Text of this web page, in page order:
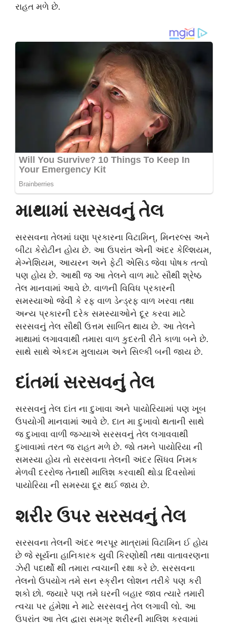
રાહત મળે છે.
માથામાં સરસવનું તેલ
સરસવના તેલમાં ઘણા પ્રકારના વિટામિન્, મિનરલ્સ અને
બીટા કેરોટીન હોય છે. આ ઉપરાંત એની અંદર કેલ્શિયમ,
મેગ્નેશિયમ, આયરન અને ફેટી એસિડ જેવા પોષક તત્વો
પણ હોય છે. આથી જ આ તેલને વાળ માટે સૌથી શ્રેષ્ઠ
તેલ માનવામાં આવે છે. વાળની વિવિધ પ્રકારની
સમસ્યાઓ જેવી કે રફ વાળ ડેન્ડ્રફ વાળ ખરવા તથા
અન્ય પ્રકારની દરેક સમસ્યાઓને દૂર કરવા માટે
સરસવનું તેલ સૌથી ઉત્તમ સાબિત થાય છે. આ તેલને
માથામાં લગાવવાથી તમારા વાળ કુદરતી રીતે કાળા બને છે.
સાથે સાથે એકદમ મુલાયમ અને સિલ્કી બની જાય છે.
દાંતમાં સરસવનું તેલ
સરસવનું તેલ દાંત ના દુખાવા અને પાયોરિયામાં પણ ખૂબ
ઉપયોગી માનવામાં આવે છે. દાત મા દુખાવો થતાની સાથે
જ દુખાવા વાળી જગ્યાએ સરસવનું તેલ લગાવવાથી
દુખાવામાં તરત જ રાહત મળે છે. જો તમને પાયોરિયા ની
સમસ્યા હોય તો સરસવના તેલની અંદર સિંધવ નિમક
મેળવી દરરોજ તેનાથી માલિશ કરવાથી થોડા દિવસોમાં
પાયોરિયા ની સમસ્યા દૂર થઈ જાય છે.
શરીર ઉપર સરસવનું તેલ
સરસવના તેલની અંદર ભરપૂર માત્રામાં વિટામિન ઈ હોય
છે જે સૂર્યના હાનિકારક યુવી કિરણોથી તથા વાતાવરણના
ઝેરી પદાર્થો થી તમારા ત્વચાની રક્ષા કરે છે. સરસવના
તેલનો ઉપયોગ તમે સન સ્ક્રીન લોશન તરીકે પણ કરી
શકો છો. જ્યારે પણ તમે ઘરની બહાર જાવ ત્યારે તમારી
ત્વચા પર હંમેશા ને માટે સરસવનું તેલ લગાવી લો. આ
ઉપરાંત આ તેલ દ્વારા સમગ્ર શરીરની માલિશ કરવામાં